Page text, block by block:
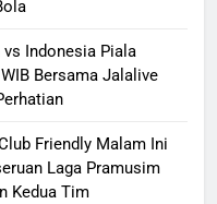
Indonesia Piala
Bersama Jalalive
Friendly Malam Ini
Laga Pramusim
Kedua Tim